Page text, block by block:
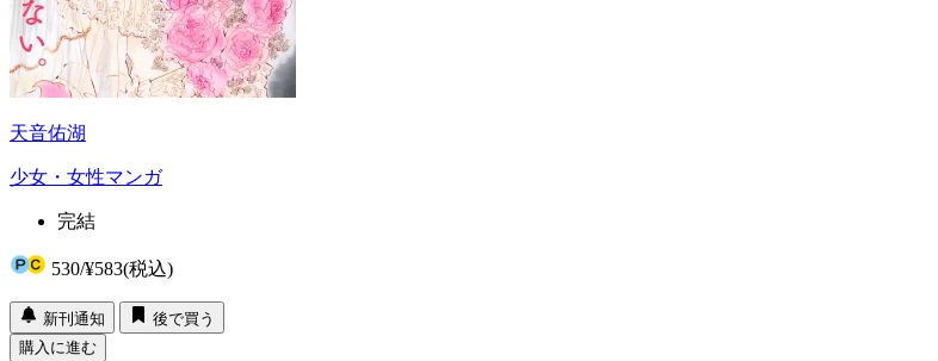
天音佑湖
少女・女性マンガ
完結
530/¥583(税込)
新刊通知
後で買う
購入に進む